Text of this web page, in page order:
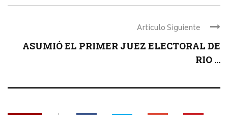
Articulo Siguiente
ASUMIÓ EL PRIMER JUEZ ELECTORAL DE
RIO ...